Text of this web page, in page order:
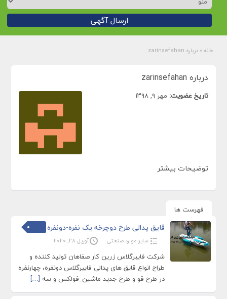
ارسال آگهی
خانه » درباره zarinsefahan
درباره zarinsefahan
تاریخ عضویت: مهر ۹, ۱۳۹۸
توضیحات بیشتر
فهرست ها
قایق پدالی طرح دوچرخه یک نفره-دونفره
سایر موارد صنعتی آوریل 28, 2020
شرکت فایبرگلاس زرین کار صفاهان تولید کننده و
طراح انواع قایق های پدالی فایبرگلاس دونفره، چهارنفره
در طرح قو و طرح جدید ماشین_فولکس و سه […]